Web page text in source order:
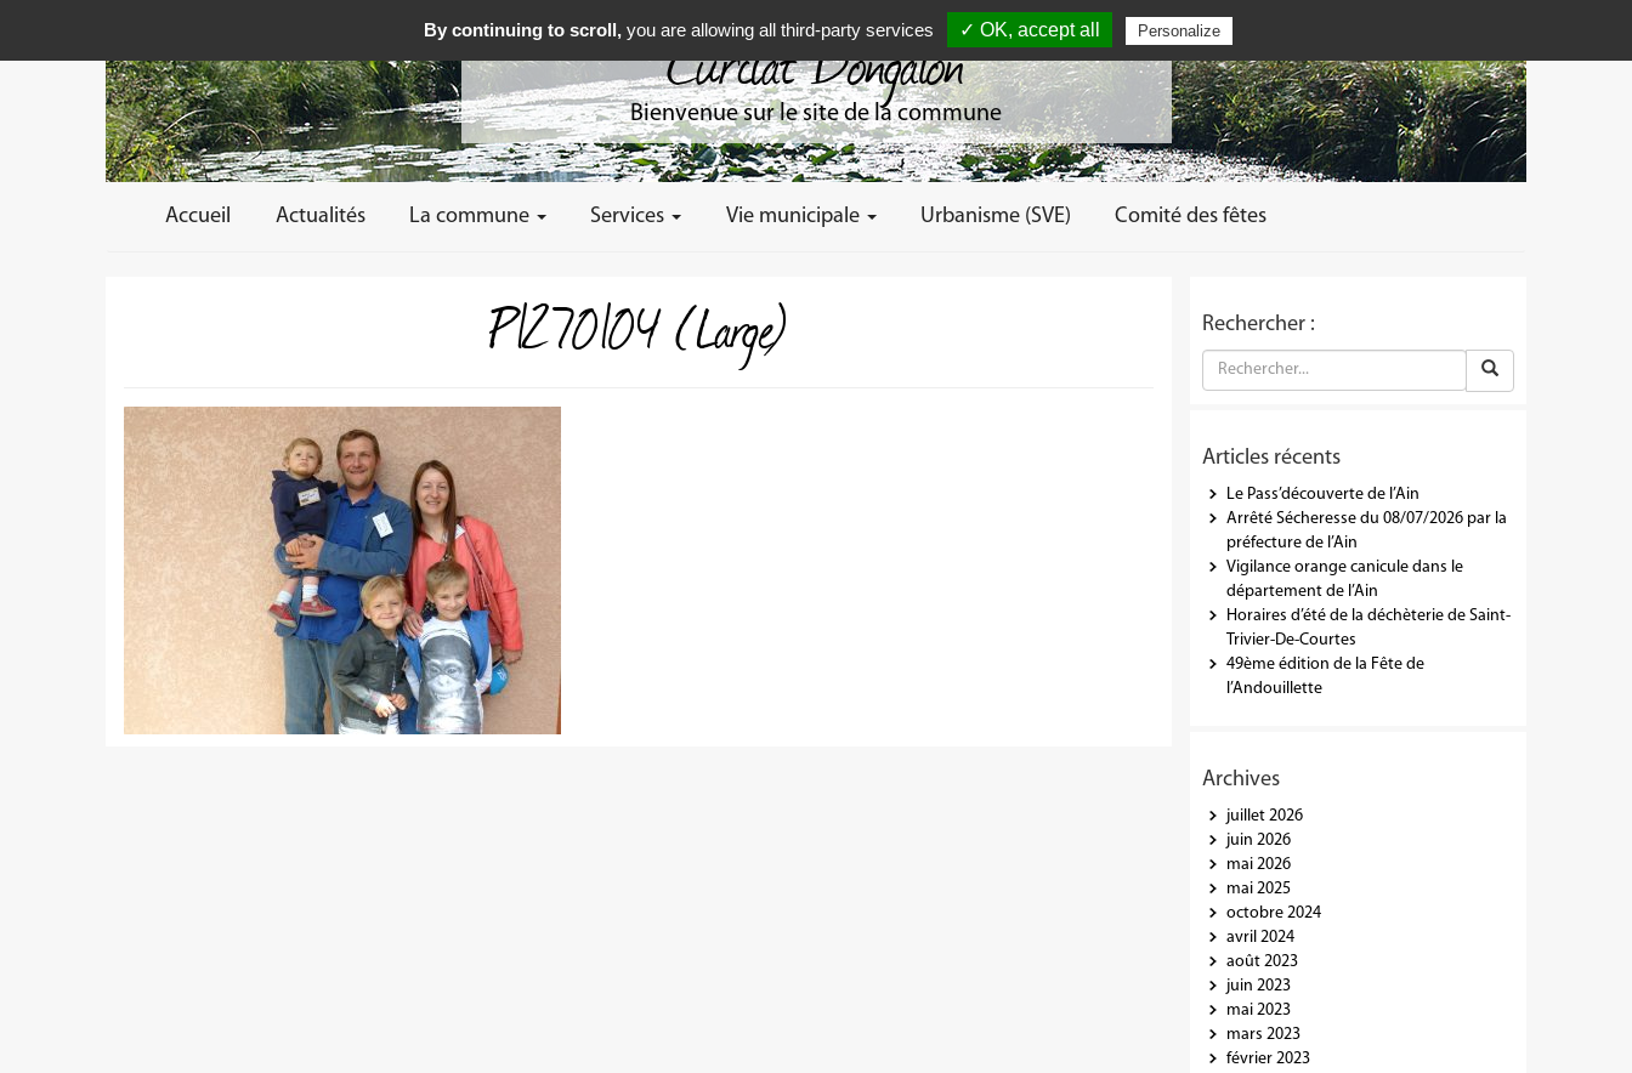
Curciat Dongalon
Bienvenue sur le site de la commune
Accueil Actualités La commune Services Vie municipale Urbanisme (SVE) Comité des fêtes
P1270104 (Large) Rechercher :
Articles récents
Le Pass’découverte de l’Ain
Arrêté Sécheresse du 08/07/2026 par la
préfecture de l’Ain
Vigilance orange canicule dans le
département de l’Ain
Horaires d’été de la déchèterie de Saint-
Trivier-De-Courtes
49ème édition de la Fête de
l’Andouillette
Archives
juillet 2026
juin 2026
mai 2026
mai 2025
octobre 2024
avril 2024
août 2023
juin 2023
mai 2023
mars 2023
février 2023
By continuing to scroll, you are allowing all third-party services ✓ OK, accept all Personalize